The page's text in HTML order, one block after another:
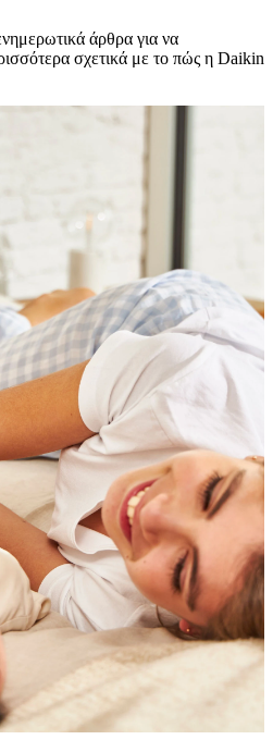
άρθρα για να
σχετικά με το πώς η Daikin